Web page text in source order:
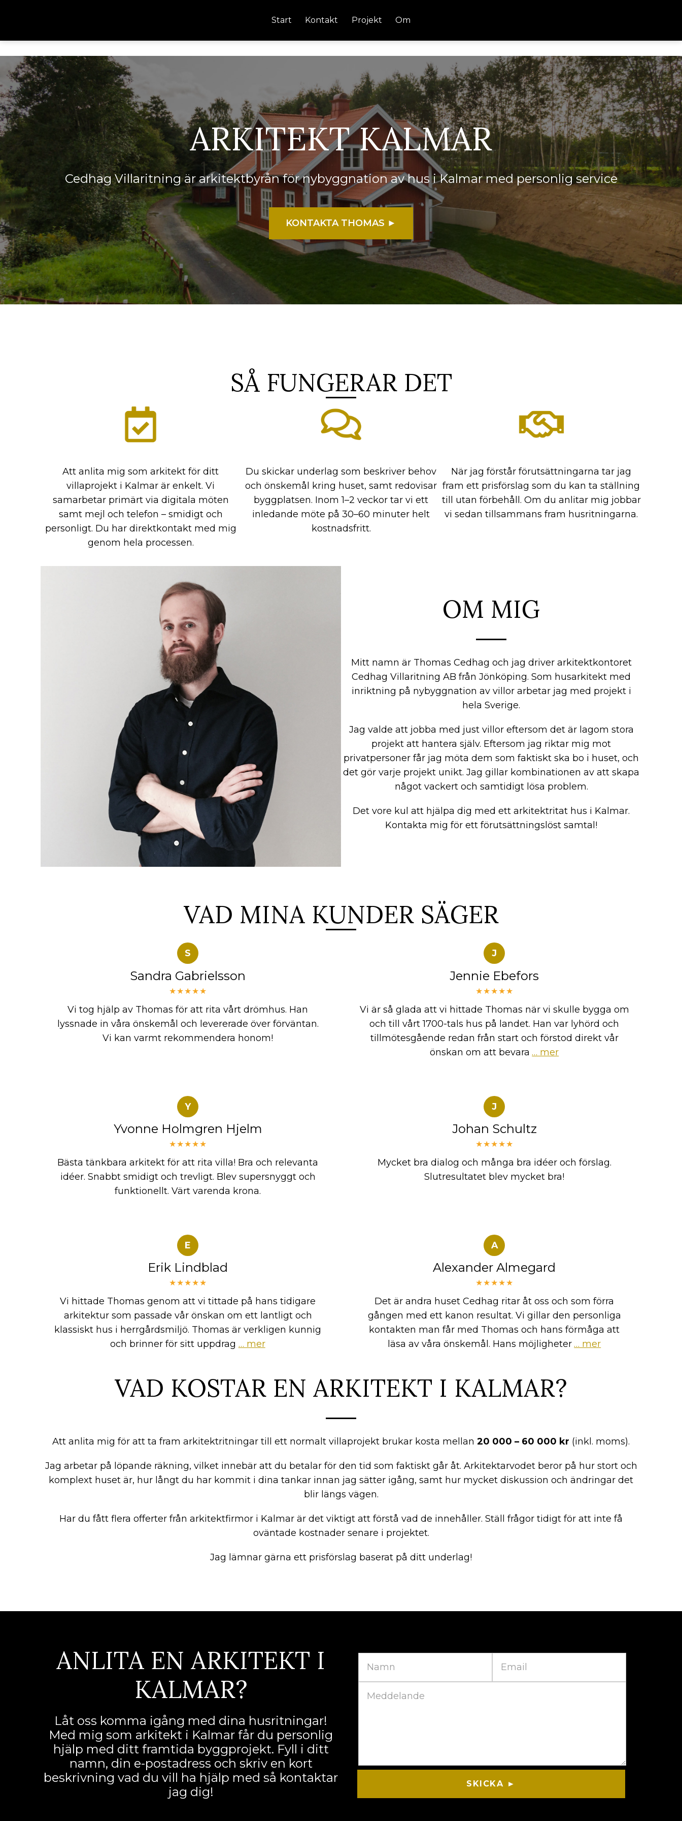
Start Kontakt Projekt Om
ARKITEKT KALMAR
Cedhag Villaritning är arkitektbyrån för nybyggnation av hus i Kalmar med personlig service
KONTAKTA THOMAS ►
SÅ FUNGERAR DET
Att anlita mig som arkitekt för ditt
villaprojekt i Kalmar är enkelt. Vi
samarbetar primärt via digitala möten
samt mejl och telefon – smidigt och
personligt. Du har direktkontakt med mig
genom hela processen.
Du skickar underlag som beskriver behov
och önskemål kring huset, samt redovisar
byggplatsen. Inom 1–2 veckor tar vi ett
inledande möte på 30–60 minuter helt
kostnadsfritt.
När jag förstår förutsättningarna tar jag
fram ett prisförslag som du kan ta ställning
till utan förbehåll. Om du anlitar mig jobbar
vi sedan tillsammans fram husritningarna.
OM MIG
Mitt namn är Thomas Cedhag och jag driver arkitektkontoret
Cedhag Villaritning AB från Jönköping. Som husarkitekt med
inriktning på nybyggnation av villor arbetar jag med projekt i
hela Sverige.
Jag valde att jobba med just villor eftersom det är lagom stora
projekt att hantera själv. Eftersom jag riktar mig mot
privatpersoner får jag möta dem som faktiskt ska bo i huset, och
det gör varje projekt unikt. Jag gillar kombinationen av att skapa
något vackert och samtidigt lösa problem.
Det vore kul att hjälpa dig med ett arkitektritat hus i Kalmar.
Kontakta mig för ett förutsättningslöst samtal!
VAD MINA KUNDER SÄGER
S
Sandra Gabrielsson
★★★★★
Vi tog hjälp av Thomas för att rita vårt drömhus. Han
lyssnade in våra önskemål och levererade över förväntan.
Vi kan varmt rekommendera honom!
J
Jennie Ebefors
★★★★★
Vi är så glada att vi hittade Thomas när vi skulle bygga om
och till vårt 1700-tals hus på landet. Han var lyhörd och
tillmötesgående redan från start och förstod direkt vår
önskan om att bevara … mer
Y
Yvonne Holmgren Hjelm
★★★★★
Bästa tänkbara arkitekt för att rita villa! Bra och relevanta
idéer. Snabbt smidigt och trevligt. Blev supersnyggt och
funktionellt. Värt varenda krona.
J
Johan Schultz
★★★★★
Mycket bra dialog och många bra idéer och förslag.
Slutresultatet blev mycket bra!
E
Erik Lindblad
★★★★★
Vi hittade Thomas genom att vi tittade på hans tidigare
arkitektur som passade vår önskan om ett lantligt och
klassiskt hus i herrgårdsmiljö. Thomas är verkligen kunnig
och brinner för sitt uppdrag … mer
A
Alexander Almegard
★★★★★
Det är andra huset Cedhag ritar åt oss och som förra
gången med ett kanon resultat. Vi gillar den personliga
kontakten man får med Thomas och hans förmåga att
läsa av våra önskemål. Hans möjligheter … mer
VAD KOSTAR EN ARKITEKT I KALMAR?
Att anlita mig för att ta fram arkitektritningar till ett normalt villaprojekt brukar kosta mellan 20 000 – 60 000 kr (inkl. moms).
Jag arbetar på löpande räkning, vilket innebär att du betalar för den tid som faktiskt går åt. Arkitektarvodet beror på hur stort och
komplext huset är, hur långt du har kommit i dina tankar innan jag sätter igång, samt hur mycket diskussion och ändringar det
blir längs vägen.
Har du fått flera offerter från arkitektfirmor i Kalmar är det viktigt att förstå vad de innehåller. Ställ frågor tidigt för att inte få
oväntade kostnader senare i projektet.
Jag lämnar gärna ett prisförslag baserat på ditt underlag!
ANLITA EN ARKITEKT I
KALMAR?
Låt oss komma igång med dina husritningar!
Med mig som arkitekt i Kalmar får du personlig
hjälp med ditt framtida byggprojekt. Fyll i ditt
namn, din e-postadress och skriv en kort
beskrivning vad du vill ha hjälp med så kontaktar
jag dig!
SKICKA ►